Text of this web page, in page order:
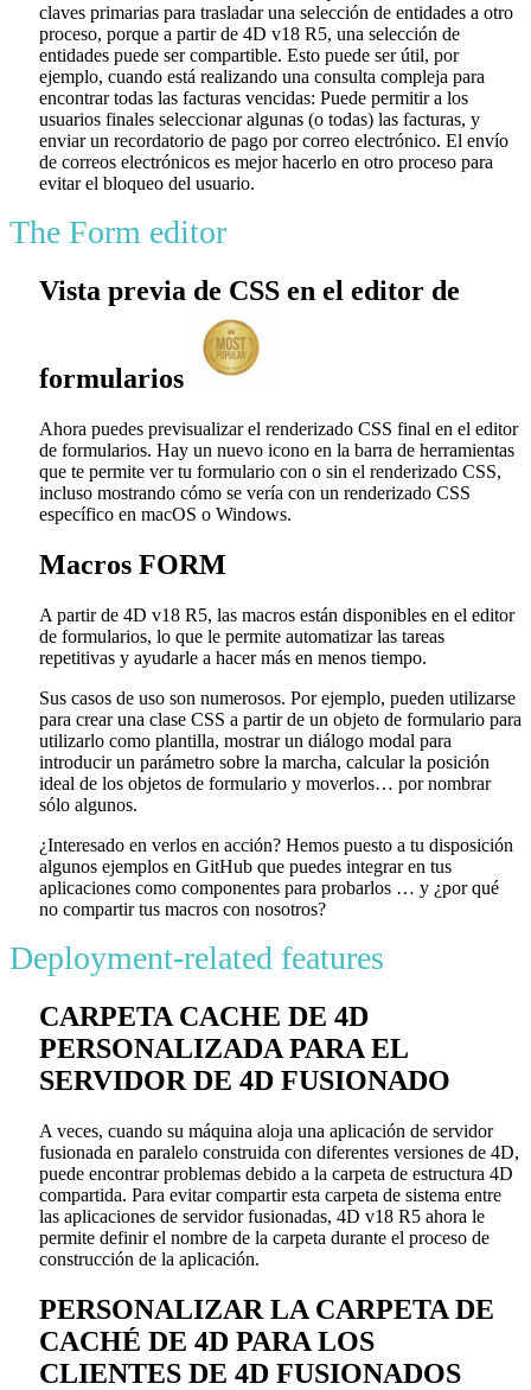
claves primarias para trasladar una selección de entidades a otro
proceso, porque a partir de 4D v18 R5, una selección de
entidades puede ser compartible. Esto puede ser útil, por
ejemplo, cuando está realizando una consulta compleja para
encontrar todas las facturas vencidas: Puede permitir a los
usuarios finales seleccionar algunas (o todas) las facturas, y
enviar un recordatorio de pago por correo electrónico. El envío
de correos electrónicos es mejor hacerlo en otro proceso para
evitar el bloqueo del usuario.
The Form editor
Vista previa de CSS en el editor de
formularios
Ahora puedes previsualizar el renderizado CSS final en el editor
de formularios. Hay un nuevo icono en la barra de herramientas
que te permite ver tu formulario con o sin el renderizado CSS,
incluso mostrando cómo se vería con un renderizado CSS
específico en macOS o Windows.
Macros FORM
A partir de 4D v18 R5, las macros están disponibles en el editor
de formularios, lo que le permite automatizar las tareas
repetitivas y ayudarle a hacer más en menos tiempo.
Sus casos de uso son numerosos. Por ejemplo, pueden utilizarse
para crear una clase CSS a partir de un objeto de formulario para
utilizarlo como plantilla, mostrar un diálogo modal para
introducir un parámetro sobre la marcha, calcular la posición
ideal de los objetos de formulario y moverlos… por nombrar
sólo algunos.
¿Interesado en verlos en acción? Hemos puesto a tu disposición
algunos ejemplos en GitHub que puedes integrar en tus
aplicaciones como componentes para probarlos … y ¿por qué
no compartir tus macros con nosotros?
Deployment-related features
CARPETA CACHE DE 4D
PERSONALIZADA PARA EL
SERVIDOR DE 4D FUSIONADO
A veces, cuando su máquina aloja una aplicación de servidor
fusionada en paralelo construida con diferentes versiones de 4D,
puede encontrar problemas debido a la carpeta de estructura 4D
compartida. Para evitar compartir esta carpeta de sistema entre
las aplicaciones de servidor fusionadas, 4D v18 R5 ahora le
permite definir el nombre de la carpeta durante el proceso de
construcción de la aplicación.
PERSONALIZAR LA CARPETA DE
CACHÉ DE 4D PARA LOS
CLIENTES DE 4D FUSIONADOS